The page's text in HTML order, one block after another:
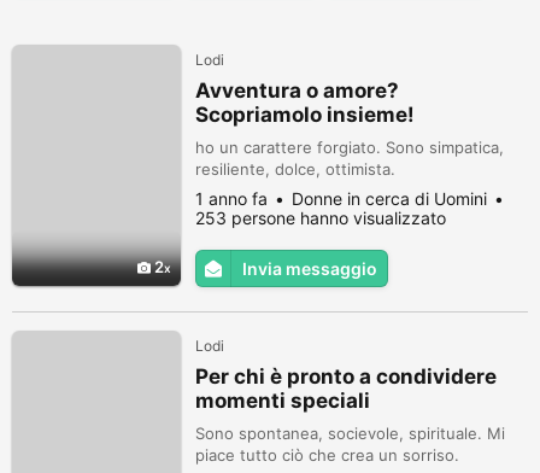
2
Lodi
Avventura o amore?
Scopriamolo insieme!
ho un carattere forgiato. Sono simpatica,
resiliente, dolce, ottimista.
1 anno fa
Donne in cerca di Uomini
253 persone hanno visualizzato
Invia messaggio
Lodi
Per chi è pronto a condividere
momenti speciali
Sono spontanea, socievole, spirituale. Mi
piace tutto ciò che crea un sorriso.